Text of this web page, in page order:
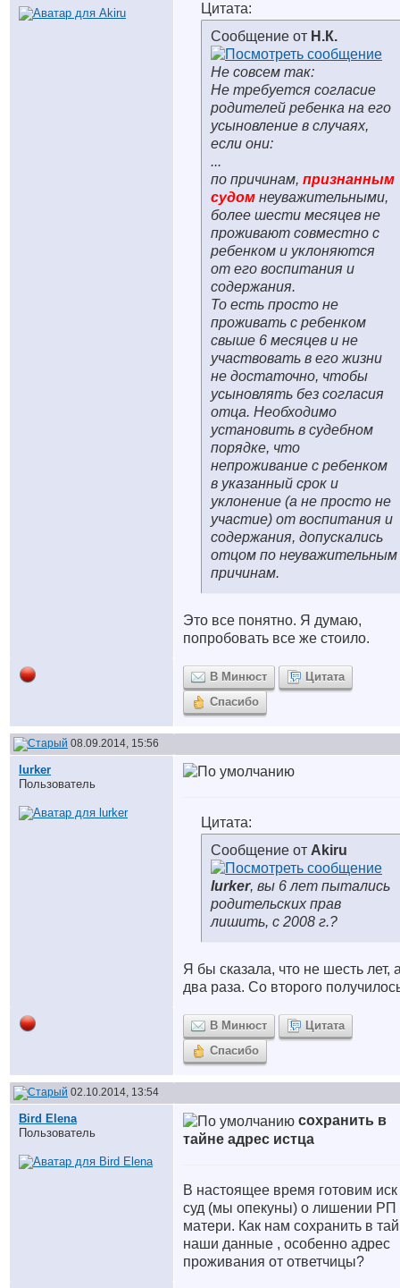
Цитата:
Сообщение от Н.К.
Не совсем так:
Не требуется согласие
родителей ребенка на его
усыновление в случаях,
если они:
...
по причинам, признанным
судом неуважительными,
более шести месяцев не
проживают совместно с
ребенком и уклоняются
от его воспитания и
содержания.
То есть просто не
проживать с ребенком
свыше 6 месяцев и не
участвовать в его жизни
не достаточно, чтобы
усыновлять без согласия
отца. Необходимо
установить в судебном
порядке, что
непроживание с ребенком
в указанный срок и
уклонение (а не просто не
участие) от воспитания и
содержания, допускались
отцом по неуважительным
причинам.
Это все понятно. Я думаю,
попробовать все же стоило.
В Минюст
Цитата
Спасибо
08.09.2014, 15:56
lurker
Пользователь
Цитата:
Сообщение от Akiru
lurker, вы 6 лет пытались
родительских прав
лишить, с 2008 г.?
Я бы сказала, что не шесть лет,
два раза. Со второго
В Минюст
Цитата
Спасибо
02.10.2014, 13:54
Bird Elena
Пользователь
сохранить в
тайне адрес истца
В настоящее время готовим иск
суд (мы опекуны) о лишении РП
матери. Как нам сохранить в
наши данные , особенно адрес
проживания от ответчицы?